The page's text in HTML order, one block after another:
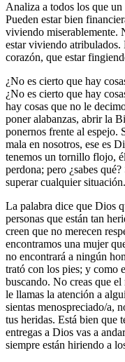
Analiza a todos los que
Pueden estar bien
viviendo miserablemente.
estar viviendo atribulados.
corazón, que estar
¿No es cierto que hay
¿No es cierto que hay
hay cosas que no le
poner alabanzas, abrir la
ponernos frente al espejo.
mala en nosotros, ese es
tenemos un tornillo flojo,
perdona; pero ¿sabes
superar cualquier situación.
La palabra dice que Dios
personas que están tan
creen que no merecen
encontramos una mujer
no encontrará a ningún
trató con los pies; y como
buscando. No creas que
le llamas la atención a
sientas menospreciado/a,
tus heridas. Está bien que
entregas a Dios vas a
siempre están hiriendo a